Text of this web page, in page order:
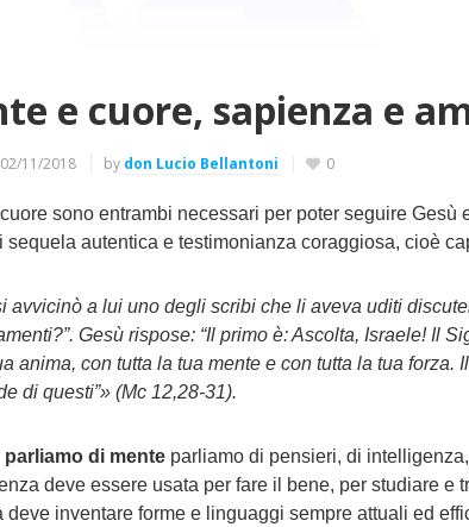
e cuore, sapienza e
02/11/2018 by don Lucio Bellantoni 0
sono entrambi necessari per poter seguire
sequela autentica e testimonianza coraggiosa, cioè
avvicinò a lui uno degli scribi che li aveva uditi
Gesù rispose: “Il primo è: Ascolta, Israele! Il
anima, con tutta la tua mente e con tutta la tua
di questi”» (Mc 12,28-31).
parliamo di mente parliamo di pensieri, di
deve essere usata per fare il bene, per studiare
deve inventare forme e linguaggi sempre attuali ed